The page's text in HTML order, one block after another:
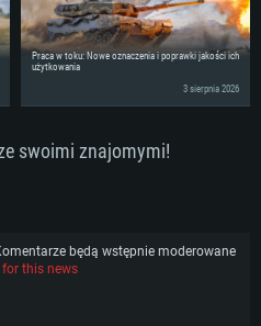
Praca w toku: Nowe oznaczenia i poprawki jakości ich
użytkowania
3 sierpnia 2026
swoimi znajomymi!
będą wstępnie moderowane
this news